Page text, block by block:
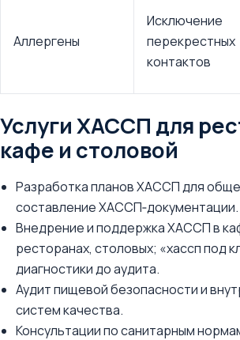
Аллергены
Исключение
перекрестных
контактов
Услуги ХАССП для
кафе и столовой
Разработка планов ХАССП для
составление ХАССП‑документации.
Внедрение и поддержка ХАССП в
ресторанах, столовых; «хассп под
диагностики до аудита.
Аудит пищевой безопасности и
систем качества.
Консультации по санитарным